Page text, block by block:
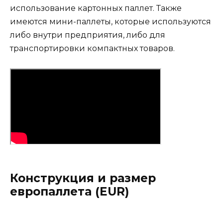
использование картонных паллет. Также
имеются мини-паллеты, которые используются
либо внутри предприятия, либо для
транспортировки компактных товаров.
Конструкция и размер
европаллета (EUR)